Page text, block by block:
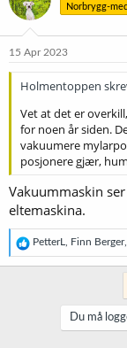
j
n
e
Norbrygg-
15 Apr 2023
Holmentoppen
Vet at det er
for noen år siden.
vakuumere
posjonere gjær,
Vakuummaskin
eltemaskina.
R
e
a
PetterL Finn Berger,
Du må